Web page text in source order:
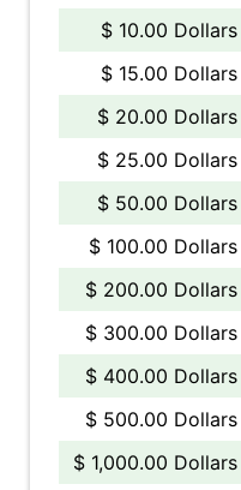
$ 10.00 Dollars
$ 15.00 Dollars
$ 20.00 Dollars
$ 25.00 Dollars
$ 50.00 Dollars
$ 100.00 Dollars
$ 200.00 Dollars
$ 300.00 Dollars
$ 400.00 Dollars
$ 500.00 Dollars
$ 1,000.00 Dollars